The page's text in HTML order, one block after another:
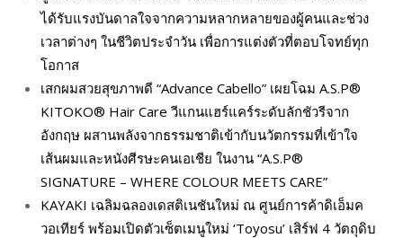
ได้รับแรงบันดาลใจจากความหลากหลายของผู้คนและช่วง
เวลาต่างๆ ในชีวิตประจำวัน เพื่อการแต่งตัวที่ตอบโจทย์ทุก
โอกาส
เสกผมสวยสุขภาพดี “Advance Cabello” เผยโฉม A.S.P®
KITOKO® Hair Care วีแกนแฮร์แคร์ระดับลักชัวรีจาก
อังกฤษ ผสานพลังจากธรรมชาติเข้ากับนวัตกรรมที่เข้าใจ
เส้นผมและหนังศีรษะคนเอเชีย ในงาน “A.S.P®
SIGNATURE – WHERE COLOUR MEETS CARE”
KAYAKI เฉลิมฉลองเดสติเนชันใหม่ ณ ศูนย์การค้าดิเอ็มค
วอเทียร์ พร้อมเปิดตัวเซ็ตเมนูใหม่ ‘Toyosu’ เสิร์ฟ 4 วัตถุดิบ